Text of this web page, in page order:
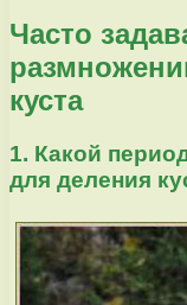
Часто
куста
1. Какой
для деления